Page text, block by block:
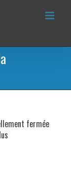
fermée